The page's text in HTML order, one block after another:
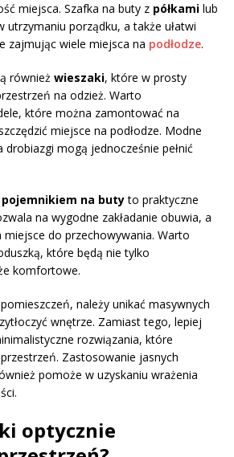
miejsca. Szafka na buty z półkami lub
utrzymaniu porządku, a także ułatwi
zajmując wiele miejsca na podłodze.
również wieszaki, które w prosty
na odzież. Warto
które można zamontować na
miejsce na podłodze. Modne
drobiazgi mogą jednocześnie pełnić
pojemnikiem na butyto praktyczne
na wygodne zakładanie obuwia, a
do przechowywania. Warto
które będą nie tylko
komfortowe.
należy unikać masywnych
wnętrze. Zamiast tego, lepiej
rozwiązania, które
Zastosowanie jasnych
pomoże w uzyskaniu wrażenia
optycznie